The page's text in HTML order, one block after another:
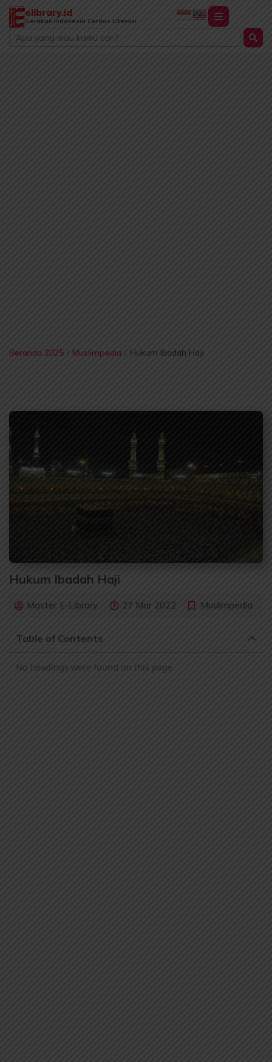
Lewati
konten
elibrary.id
Gerakan Indonesia Cerdas Literasi
Search
...
Beranda 2025 / Muslimpedia / Hukum Ibadah Haji
Hukum Ibadah Haji
Master E-Library 27 Mar 2022 Muslimpedia
Table of Contents
No headings were found on this page.